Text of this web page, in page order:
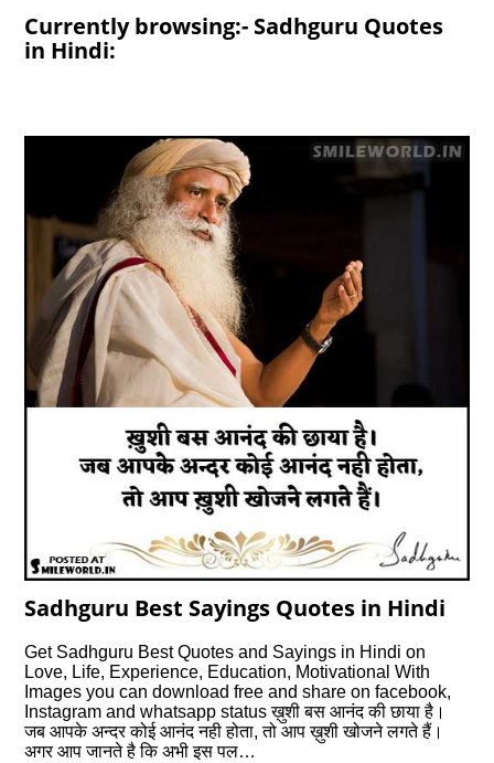
Currently browsing:- Sadhguru Quotes
in Hindi:
Sadhguru Best Sayings Quotes in Hindi
Get Sadhguru Best Quotes and Sayings in Hindi on
Love, Life, Experience, Education, Motivational With
Images you can download free and share on facebook,
Instagram and whatsapp status ख़ुशी बस आनंद की छाया है।
जब आपके अन्दर कोई आनंद नही होता, तो आप ख़ुशी खोजने लगते हैं।
अगर आप जानते है कि अभी इस पल…